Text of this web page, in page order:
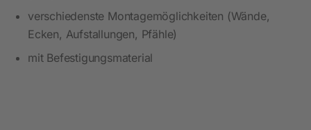
verschiedenste Montagemöglichkeiten (Wände,
Ecken, Aufstallungen, Pfähle)
mit Befestigungsmaterial